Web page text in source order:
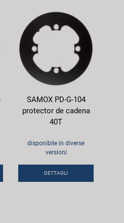
SAMOX PD-G-104
protector de cadena
40T
disponibile in diverse
versioni
DETTAGLI